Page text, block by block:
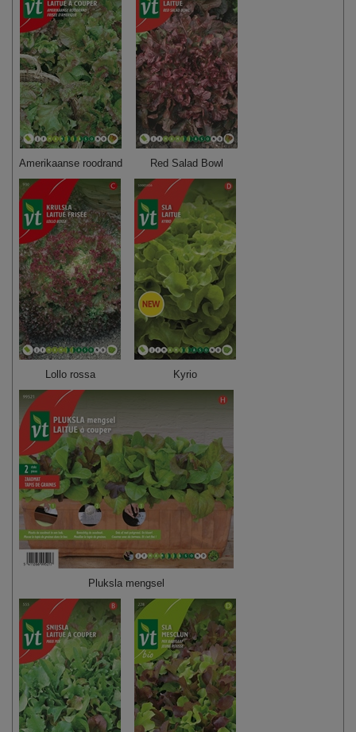
Amerikaanse roodrand Red Salad Bowl
Lollo rossa Kyrio
Pluksla mengsel